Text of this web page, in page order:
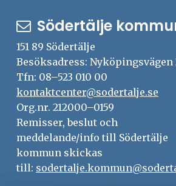
Södertälje
151 89 Södertälje
Besöksadress: Nyköpingsvägen
Tfn: 08–523 010 00
kontaktcenter@sodertalje.se
Org.nr. 212000–0159
Remisser, beslut och
meddelande/info till Södertälje
kommun skickas
till: